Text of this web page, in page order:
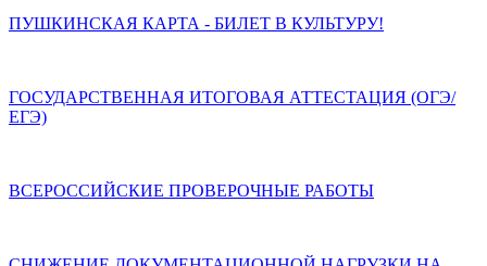
ПУШКИНСКАЯ КАРТА - БИЛЕТ В КУЛЬТУРУ!
ГОСУДАРСТВЕННАЯ ИТОГОВАЯ АТТЕСТАЦИЯ (ОГЭ/
ЕГЭ)
ВСЕРОССИЙСКИЕ ПРОВЕРОЧНЫЕ РАБОТЫ